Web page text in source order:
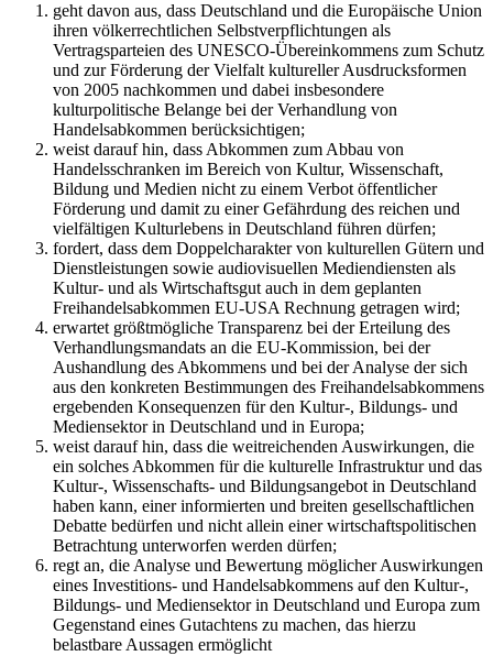
geht davon aus, dass Deutschland und die Europäische Union
ihren völkerrechtlichen Selbstverpflichtungen als
Vertragsparteien des UNESCO-Übereinkommens zum Schutz
und zur Förderung der Vielfalt kultureller Ausdrucksformen
von 2005 nachkommen und dabei insbesondere
kulturpolitische Belange bei der Verhandlung von
Handelsabkommen berücksichtigen;
weist darauf hin, dass Abkommen zum Abbau von
Handelsschranken im Bereich von Kultur, Wissenschaft,
Bildung und Medien nicht zu einem Verbot öffentlicher
Förderung und damit zu einer Gefährdung des reichen und
vielfältigen Kulturlebens in Deutschland führen dürfen;
fordert, dass dem Doppelcharakter von kulturellen Gütern und
Dienstleistungen sowie audiovisuellen Mediendiensten als
Kultur- und als Wirtschaftsgut auch in dem geplanten
Freihandelsabkommen EU-USA Rechnung getragen wird;
erwartet größtmögliche Transparenz bei der Erteilung des
Verhandlungsmandats an die EU-Kommission, bei der
Aushandlung des Abkommens und bei der Analyse der sich
aus den konkreten Bestimmungen des Freihandelsabkommens
ergebenden Konsequenzen für den Kultur-, Bildungs- und
Mediensektor in Deutschland und in Europa;
weist darauf hin, dass die weitreichenden Auswirkungen, die
ein solches Abkommen für die kulturelle Infrastruktur und das
Kultur-, Wissenschafts- und Bildungsangebot in Deutschland
haben kann, einer informierten und breiten gesellschaftlichen
Debatte bedürfen und nicht allein einer wirtschaftspolitischen
Betrachtung unterworfen werden dürfen;
regt an, die Analyse und Bewertung möglicher Auswirkungen
eines Investitions- und Handelsabkommens auf den Kultur-,
Bildungs- und Mediensektor in Deutschland und Europa zum
Gegenstand eines Gutachtens zu machen, das hierzu
belastbare Aussagen ermöglicht